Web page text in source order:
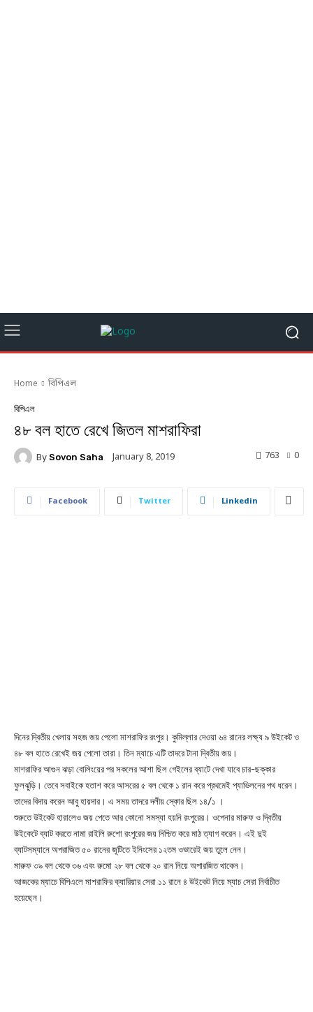
Home বিপিএল
বিপিএল
৪৮ বল হাতে রেখে জিতল মাশরাফিরা
By Sovon Saha January 8, 2019 0
763
Facebook Twitter Linkedin
দিনের দ্বিতীয় খেলায় সহজ জয় পেলো মাশরাফির রংপুর। কুমিল্লার দেওয়া ৬৪ রানের লক্ষ্য ৯ উইকেট ও
৪৮ বল হাতে রেখেই জয় পেলো তারা। তিন ম্যাচে এটি তাদরে টানা দ্বিতীয় জয়।
মাশরাফির আগুন ঝড়া বোলিংয়ের পর সকলের আশা ছিল গেইলের ব্যাটে দেখা যাবে চার-ছক্কার
ফুলঝুড়ি। তেবে সবাইকে হতাশ করে আসরের ৫ বল থেকে ১ রান করে প্রথমেই প্যাভিলনের পথ ধরেন।
তাদের বিদায় করেন আবু হায়দার। এ সময় তাদরে দলীয় স্কোর ছিল ১৪/১ ।
শুরুতে উইকেট হারালেও জয় পেতে আর কোনো সমস্যা হয়নি রংপুরের। ওপেনার মারুফ ও দ্বিতীয়
উইকেটে ব্যাট করতে নামা রাইলি রুশো রংপুরের জয় নিশ্চিত করে মাঠ ত্যাগ করেন। এই দুই
ব্যাটসম্যানে অপরাজিত ৫০ রানের জূটিতে ইনিংসের ১২তম ওভারেই জয় তুলে নেন।
মারুফ ৩৯ বল থেকে ৩৬ এবং রুমো ২৮ বল থেকে ২০ রান নিয়ে অপারজিত থাকেন।
আজকের ম্যাচে বিপিএলে মাশরাফির ক্যারিয়ার সেরা ১১ রানে ৪ উইকেট নিয়ে ম্যাচ সেরা নির্বাচীত
হয়েছেন।